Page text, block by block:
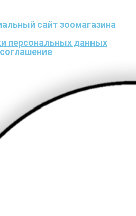
сайт зоомагазина
персональных данных